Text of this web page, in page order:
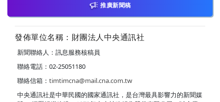
推廣新聞稿
發佈單位名稱：財團法人中央通訊社
新聞聯絡人：訊息服務核稿員
聯絡電話：02-25051180
聯絡信箱： timtimcna@mail.cna.com.tw
中央通訊社是中華民國的國家通訊社，是台灣最具影響力的新聞媒